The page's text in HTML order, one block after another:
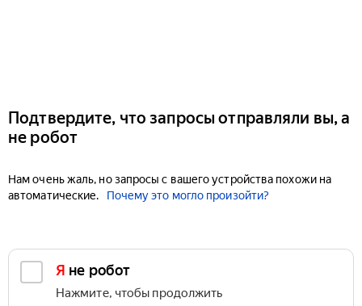
Подтвердите, что запросы отправляли вы, а
не робот
Нам очень жаль, но запросы с вашего устройства похожи на
автоматические.
Почему это могло произойти?
Я не робот
Нажмите, чтобы продолжить